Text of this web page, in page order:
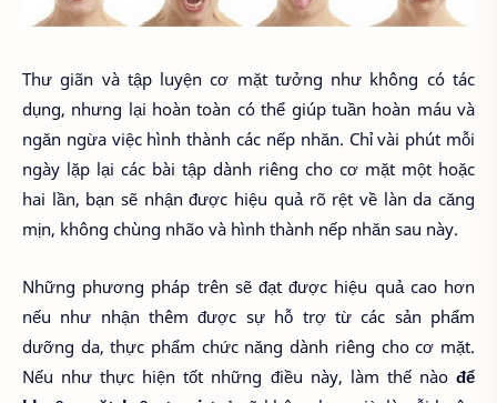
Thư giãn và tập luyện cơ mặt tưởng như không có tác
dụng, nhưng lại hoàn toàn có thể giúp tuần hoàn máu và
ngăn ngừa việc hình thành các nếp nhăn. Chỉ vài phút mỗi
ngày lặp lại các bài tập dành riêng cho cơ mặt một hoặc
hai lần, bạn sẽ nhận được hiệu quả rõ rệt về làn da căng
mịn, không chùng nhão và hình thành nếp nhăn sau này.
Những phương pháp trên sẽ đạt được hiệu quả cao hơn
nếu như nhận thêm được sự hỗ trợ từ các sản phẩm
dưỡng da, thực phẩm chức năng dành riêng cho cơ mặt.
Nếu như thực hiện tốt những điều này, làm thế nào để